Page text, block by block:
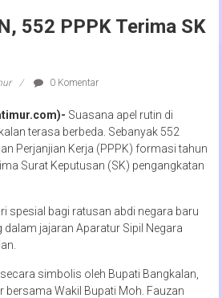
552 PPPK Terima SK
0 Komentar
Suasana apel rutin di
terasa berbeda. Sebanyak 552
Perjanjian Kerja (PPPK) formasi tahun
Surat Keputusan (SK) pengangkatan
spesial bagi ratusan abdi negara baru
jajaran Aparatur Sipil Negara
simbolis oleh Bupati Bangkalan,
bersama Wakil Bupati Moh. Fauzan